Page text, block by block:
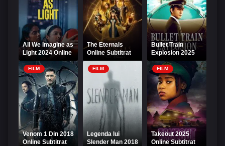
All We Imagine as
Light 2024 Online
Subtitrat
The Eternals
Online Subtitrat
Bullet Train
Explosion 2025
Online Subtitrat –
Expresul exploziv
FILM
Venom 1 Din 2018
Online Subtitrat
FILM
Legenda lui
Slender Man 2018
FILM
Takeout 2025
Online Subtitrat